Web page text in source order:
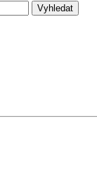
Vyhledat